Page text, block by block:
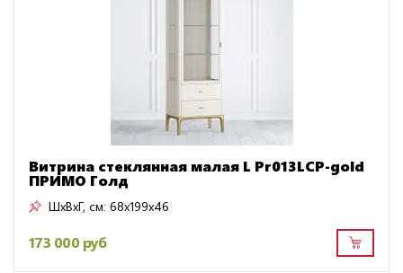
Витрина стеклянная малая L Pr013LCP-gold
ПРИМО Голд
ШxВxГ, см: 68x199x46
173 000 руб